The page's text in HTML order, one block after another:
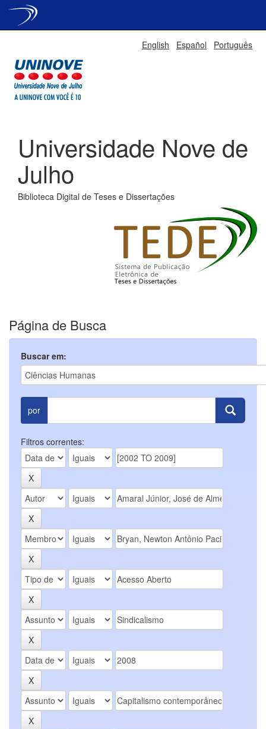
English Español Português
Universidade Nove de
Julho
Biblioteca Digital de Teses e Dissertações
Página de Busca
Buscar em:
por
Filtros correntes: